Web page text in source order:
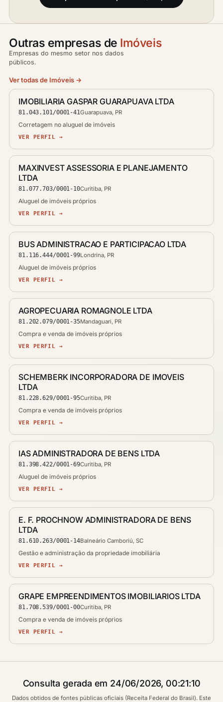
Outras empresas de Imóveis
Empresas do mesmo setor nos dados
públicos.
Ver todas de Imóveis →
IMOBILIARIA GASPAR GUARAPUAVA LTDA
81.043.101/0001-41Guarapuava, PR
Corretagem no aluguel de imóveis
VER PERFIL →
MAXINVEST ASSESSORIA E PLANEJAMENTO
LTDA
81.077.703/0001-10Curitiba, PR
Aluguel de imóveis próprios
VER PERFIL →
BUS ADMINISTRACAO E PARTICIPACAO LTDA
81.116.444/0001-99Londrina, PR
Aluguel de imóveis próprios
VER PERFIL →
AGROPECUARIA ROMAGNOLE LTDA
81.202.079/0001-35Mandaguari, PR
Compra e venda de imóveis próprios
VER PERFIL →
SCHEMBERK INCORPORADORA DE IMOVEIS
LTDA
81.228.629/0001-95Curitiba, PR
Compra e venda de imóveis próprios
VER PERFIL →
IAS ADMINISTRADORA DE BENS LTDA
81.398.422/0001-69Curitiba, PR
Aluguel de imóveis próprios
VER PERFIL →
E. F. PROCHNOW ADMINISTRADORA DE BENS
LTDA
81.610.263/0001-14Balneário Camboriú, SC
Gestão e administração da propriedade imobiliária
VER PERFIL →
GRAPE EMPREENDIMENTOS IMOBILIARIOS LTDA
81.708.539/0001-00Curitiba, PR
Compra e venda de imóveis próprios
VER PERFIL →
Consulta gerada em 24/06/2026, 00:21:10
Dados obtidos de fontes públicas oficiais (Receita Federal do Brasil). Este